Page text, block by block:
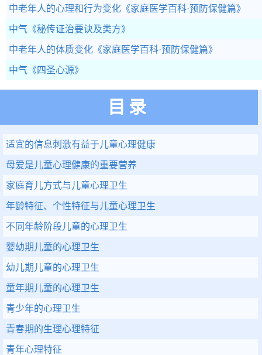
中老年人的心理和行为变化 《家庭医学百科·预防保健篇》
中气 《秘传证治要诀及类方》
中老年人的体质变化 《家庭医学百科·预防保健篇》
中气 《四圣心源》
目录
适宜的信息刺激有益于儿童心理健康
母爱是儿童心理健康的重要营养
家庭育儿方式与儿童心理卫生
年龄特征、个性特征与儿童心理卫生
不同年龄阶段儿童的心理卫生
婴幼期儿童的心理卫生
幼儿期儿童的心理卫生
童年期儿童的心理卫生
青少年的心理卫生
青春期的生理心理特征
青年心理特征